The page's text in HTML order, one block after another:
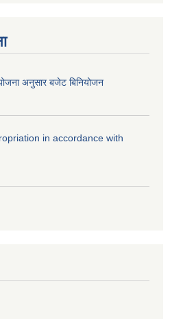
अनुसार बजेट बिनियोजन
in accordance with